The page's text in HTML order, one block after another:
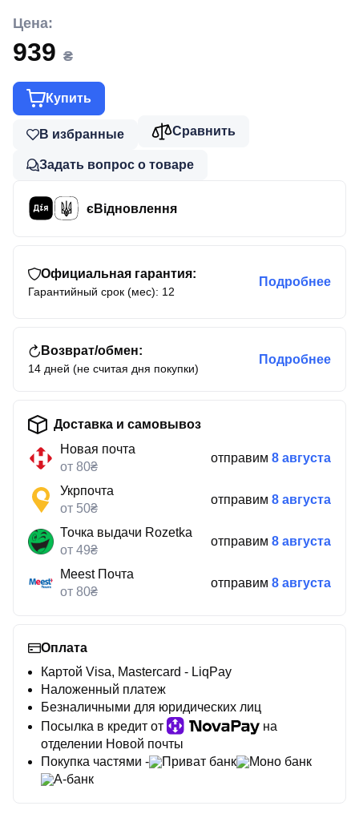
Цена:
939 ₴
Купить
В избранные Сравнить
Задать вопрос о товаре
єВідновлення
Официальная гарантия:
Гарантийный срок (мес): 12
Подробнее
Возврат/обмен:
14 дней (не считая дня покупки)
Подробнее
Доставка и самовывоз
Новая почта
от 80₴
отправим 8 августа
Укрпочта
от 50₴
отправим 8 августа
Точка выдачи Rozetka
от 49₴
отправим 8 августа
Meest Почта
от 80₴
отправим 8 августа
Оплата
Картой Visa, Mastercard - LiqPay
Наложенный платеж
Безналичными для юридических лиц
Посылка в кредит от
на
отделении Новой почты
Покупка частями -
Приват банк
Моно банк
А-банк